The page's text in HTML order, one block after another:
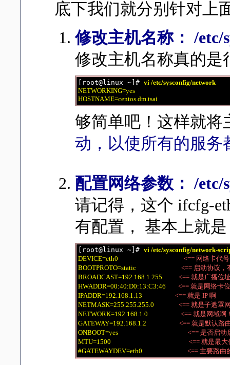
底下我们就分别针对上
修改主机名称： /etc/
修改主机名称真的是
[root@linux ~]# vi /etc/sysconfig/network
NETWORKING=yes
HOSTNAME=centos.dm.tsai
够简单吧！这样就将
动，以使所有的服务
配置网络参数： /
请记得，这个 ifcfg-
有配置， 基本上就
[root@linux ~]# vi /etc/sysconfig/network-
DEVICE=eth0
<== 网络卡代
BOOTPROTO=static
<== 启动协议，
BROADCAST=192.168.1.255
<== 就是广播位
HWADDR=00:40:D0:13:C3:46
<== 就是网络卡
IPADDR=192.168.1.13
<== 就是 IP 啊
NETMASK=255.255.255.0
<== 就是子遮罩
NETWORK=192.168.1.0
<== 就是网域啊
GATEWAY=192.168.1.2
<== 就是默认路
ONBOOT=yes
<== 是否启动
MTU=1500
<== 就是最
#GATEWAYDEV=eth0
<== 主要路由